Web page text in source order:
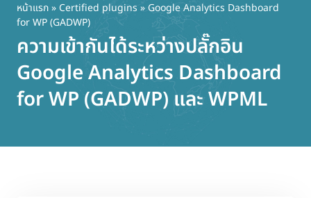
เนื้อหา
หลัก
หน้าแรก» Certified plugins » Google Analytics Dashboard
for WP (GADWP)
ความเข้ากันได้ระหว่างปลั๊กอิน
Google Analytics Dashboard
for WP (GADWP) และ WPML